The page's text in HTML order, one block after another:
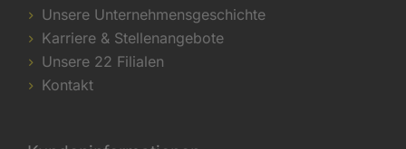
Unsere Unternehmensgeschichte
Karriere & Stellenangebote
Unsere 22 Filialen
Kontakt